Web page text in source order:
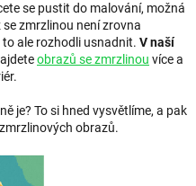
se pustit do malování, možná
zmrzlinou není zrovna
to ale rozhodli usnadnit. V naší
obrazů se zmrzlinou více a
je? To si hned vysvětlíme, a pak
obrazů.